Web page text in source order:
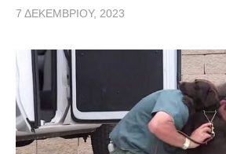
7 ΔΕΚΕΜΒΡΊΟΥ, 2023